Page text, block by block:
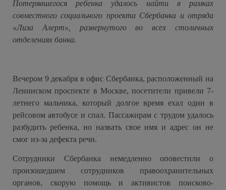
Потерявшегося ребенка удалось найти в рамках
совместного социального проекта Сбербанка и отряда
«Лиза Алерт», развернутого во всех столичных
отделениях банка.
Вечером 9 декабря в офис Сбербанка, расположенный на
Ленинском проспекте в Москве, посетители привели 7-
летнего мальчика, который долгое время ехал один в
рейсовом автобусе и спал. Пассажирам с трудом удалось
разбудить ребенка, но назвать свое имя и адрес он не
смог из-за дефекта речи.
Сотрудники Сбербанка немедленно оповестили о
произошедшем сотрудников правоохранительных
органов, скорую помощь и активистов поисково-